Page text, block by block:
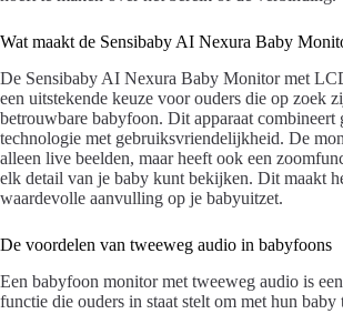
Wat maakt de Sensibaby AI Nexura Baby
De Sensibaby AI Nexura Baby Monitor met
een uitstekende keuze voor ouders die op zoek
betrouwbare babyfoon. Dit apparaat combineert
technologie met gebruiksvriendelijkheid. De
alleen live beelden, maar heeft ook een
elk detail van je baby kunt bekijken. Dit maakt
waardevolle aanvulling op je babyuitzet.
De voordelen van tweeweg audio in babyfoons
Een babyfoon monitor met tweeweg audio is
functie die ouders in staat stelt om met hun baby